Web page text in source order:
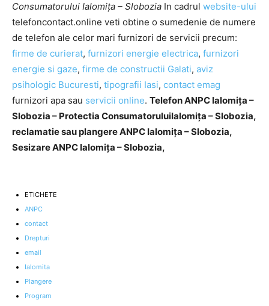
Consumatorului Ialomița – Slobozia In cadrul website-ului
telefoncontact.online veti obtine o sumedenie de numere
de telefon ale celor mari furnizori de servicii precum:
firme de curierat, furnizori energie electrica, furnizori
energie si gaze, firme de constructii Galati, aviz
psihologic Bucuresti, tipografii Iasi, contact emag
furnizori apa sau servicii online. Telefon ANPC Ialomița –
Slobozia – Protectia ConsumatoruluiIalomița – Slobozia,
reclamatie sau plangere ANPC Ialomița – Slobozia,
Sesizare ANPC Ialomița – Slobozia,
ETICHETE
ANPC
contact
Drepturi
email
Ialomita
Plangere
Program